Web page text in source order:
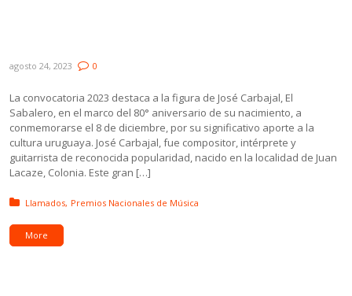
agosto 24, 2023 0
La convocatoria 2023 destaca a la figura de José Carbajal, El
Sabalero, en el marco del 80° aniversario de su nacimiento, a
conmemorarse el 8 de diciembre, por su significativo aporte a la
cultura uruguaya. José Carbajal, fue compositor, intérprete y
guitarrista de reconocida popularidad, nacido en la localidad de Juan
Lacaze, Colonia. Este gran […]
Posted in:
Llamados Premios Nacionales de Música
More